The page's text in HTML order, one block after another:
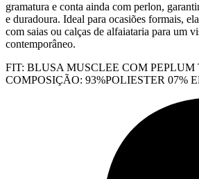
gramatura e conta ainda com perlon,
e duradoura. Ideal para ocasiões formais,
com saias ou calças de alfaiataria para um
contemporâneo.
FIT: BLUSA MUSCLEE COM PEPLUM
COMPOSIÇÃO: 93%POLIESTER 07%